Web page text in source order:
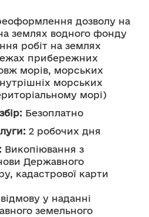
дозволу на
землях водного фонду
робіт на землях
прибережних
морів, морських
морських
морі)
Безоплатно
2 робочих дня
Викопіювання з
Державного
кадастрової карти
у наданні
земельного